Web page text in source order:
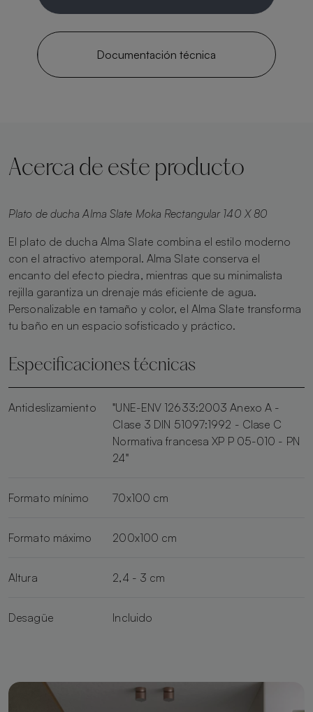
Documentación técnica
Acerca de este producto
Plato de ducha Alma Slate Moka Rectangular 140 X 80
El plato de ducha Alma Slate combina el estilo moderno
con el atractivo atemporal. Alma Slate conserva el
encanto del efecto piedra, mientras que su minimalista
rejilla garantiza un drenaje más eficiente de agua.
Personalizable en tamaño y color, el Alma Slate transforma
tu baño en un espacio sofisticado y práctico.
Especificaciones técnicas
Antideslizamiento
"UNE-ENV 12633:2003 Anexo A -
Clase 3 DIN 51097:1992 - Clase C
Normativa francesa XP P 05-010 - PN
24"
Formato mínimo 70x100 cm
Formato máximo 200x100 cm
Altura 2,4 - 3 cm
Desagüe Incluido